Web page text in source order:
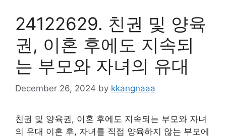
24122629. 친권 및 양육
권, 이혼 후에도 지속되
는 부모와 자녀의 유대
December 26, 2024 by kkangnaaa
친권 및 양육권, 이혼 후에도 지속되는 부모와 자녀
의 유대 이혼 후, 자녀를 직접 양육하지 않는 부모에